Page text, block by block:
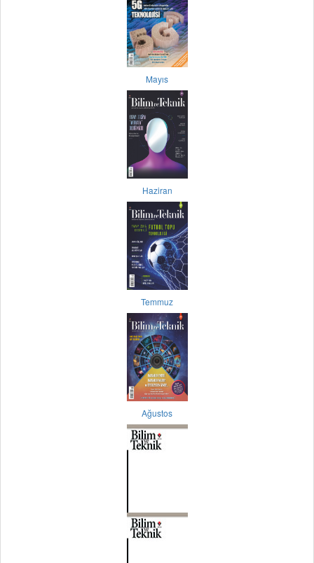
Mayıs
Haziran
Temmuz
Ağustos